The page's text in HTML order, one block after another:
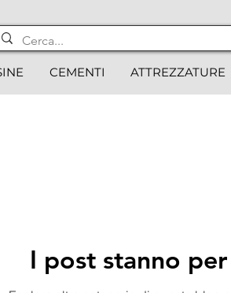
CEMENTI ATTREZZATURE
I post stanno